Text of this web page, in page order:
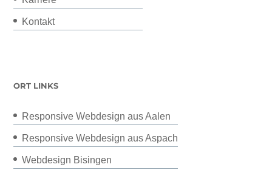
Kontakt
ORT LINKS
Responsive Webdesign aus Aalen
Responsive Webdesign aus Aspach
Webdesign Bisingen